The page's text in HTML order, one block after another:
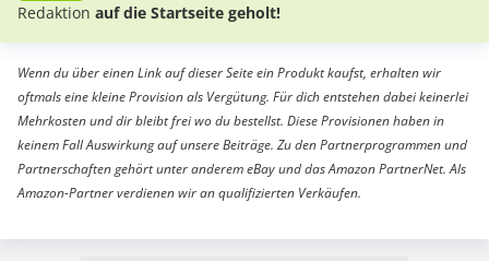
Redaktion auf die Startseite geholt!
Wenn du über einen Link auf dieser Seite ein Produkt kaufst, erhalten wir
oftmals eine kleine Provision als Vergütung. Für dich entstehen dabei keinerlei
Mehrkosten und dir bleibt frei wo du bestellst. Diese Provisionen haben in
keinem Fall Auswirkung auf unsere Beiträge. Zu den Partnerprogrammen und
Partnerschaften gehört unter anderem eBay und das Amazon PartnerNet. Als
Amazon-Partner verdienen wir an qualifizierten Verkäufen.